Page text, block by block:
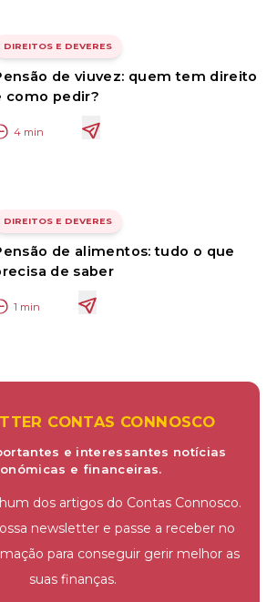
DIREITOS E DEVERES
de viuvez: quem tem direito
como pedir?
4 min
DIREITOS E DEVERES
de alimentos: tudo o que
de saber
1 min
CONTAS CONNOSCO
e interessantes notícias
e financeiras.
dos artigos do Contas Connosco.
newsletter e passe a receber no
para conseguir gerir melhor as
suas finanças.